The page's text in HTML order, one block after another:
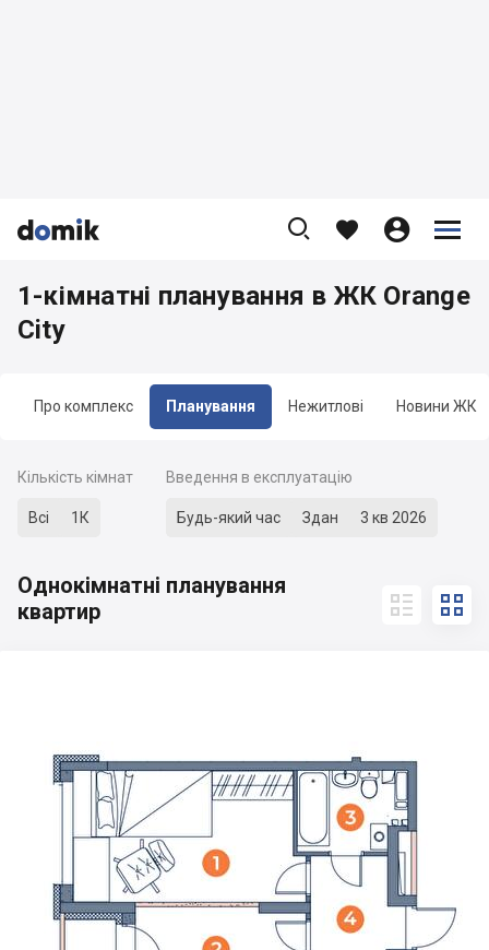


    


Про комплекс Планування Нежитлові Новини ЖК
1-кімнатні планування в ЖК Orange
City
Кількість кімнат
Всі 1К
Введення в експлуатацію
Будь-який час Здан 3 кв 2026
Однокімнатні планування
квартир
 